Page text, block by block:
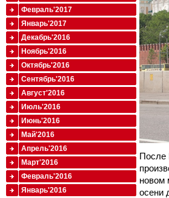
После
новом
осени
Февраль'2017
Январь'2017
Декабрь'2016
Ноябрь'2016
Октябрь'2016
Сентябрь'2016
Август'2016
Июль'2016
Июнь'2016
Май'2016
Апрель'2016
Март'2016
Февраль'2016
Январь'2016